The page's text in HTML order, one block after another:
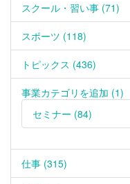
スクール・習い事 (71)
スポーツ (118)
トピックス (436)
事業カテゴリを追加 (1)
セミナー (84)
仕事 (315)